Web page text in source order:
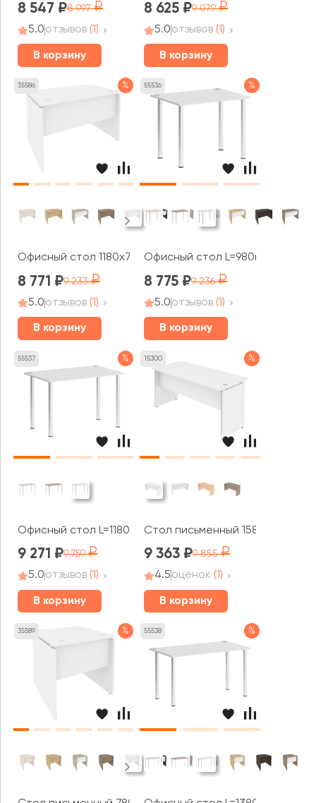
8 547 8 997
5.0отзывов (1)
В корзину
8 625 9 079
5.0отзывов (1)
В корзину
35586 %
Офисный стол 1180x720x750 Оникс / Onix
8 771 9 233
5.0отзывов (1)
В корзину
55536 %
Офисный стол L=980мм
8 775 9 236
5.0отзывов (1)
В корзину
55537 %
Офисный стол L=1180мм VR.SP-3-118 Хоум Офис / Home
9 271 9 759
5.0отзывов (1)
В корзину
15300 %
Стол письменный
9 363 9 855
4.5оценок (1)
В корзину
35589 % 55538 %